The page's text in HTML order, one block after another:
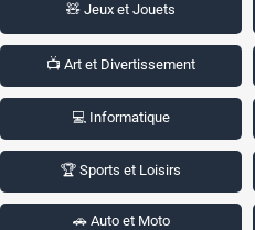
🧸 Jeux et Jouets
📺 Art et Divertissement
💻 Informatique
🏆 Sports et Loisirs
🚗 Auto et Moto